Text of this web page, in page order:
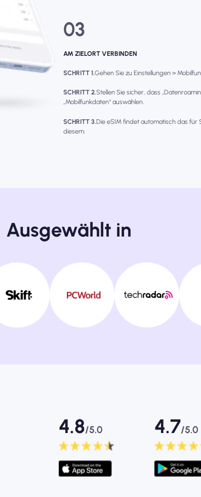
03
AM ZIELORT VERBINDEN
SCHRITT 1.Gehen Sie zu Einstellungen >
SCHRITT 2.Stellen Sie sicher, dass
„Mobilfunkdaten“ auswählen.
SCHRITT 3.Die eSIM findet automatisch das für
diesem.
Ausgewählt in
4.8/5.0 4.7/5.0